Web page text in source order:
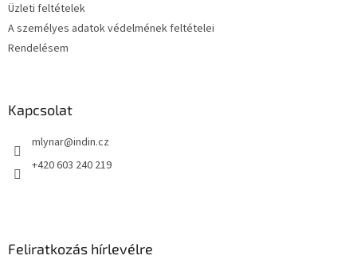
Üzleti feltételek
A személyes adatok védelmének feltételei
Rendelésem
Kapcsolat
mlynar@indin.cz
+420 603 240 219
Feliratkozás hírlevélre